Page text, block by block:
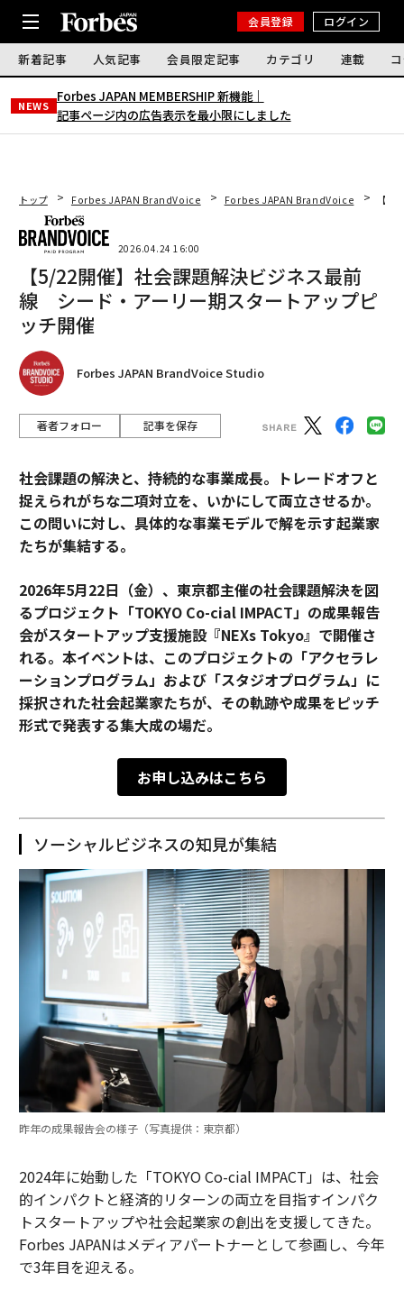
会員登録 ログイン
新着記事 人気記事 会員限定記事 カテゴリ 連載
NEWS
Forbes JAPAN MEMBERSHIP 新機能｜
記事ページ内の広告表示を最小限にしました
トップ Forbes JAPAN BrandVoice Forbes JAPAN BrandVoice 【5/
2026.04.24 16:00
【5/22開催】社会課題解決ビジネス最前
線 シード・アーリー期スタートアップピ
ッチ開催
Forbes JAPAN BrandVoice Studio
著者フォロー 記事を保存
社会課題の解決と、持続的な事業成長。トレードオフと
捉えられがちな二項対立を、いかにして両立させるか。
この問いに対し、具体的な事業モデルで解を示す起業家
たちが集結する。
2026年5月22日（金）、東京都主催の社会課題解決を図
るプロジェクト「TOKYO Co-cial IMPACT」の成果報告
会がスタートアップ支援施設『NEXs Tokyo』で開催さ
れる。本イベントは、このプロジェクトの「アクセラレ
ーションプログラム」および「スタジオプログラム」に
採択された社会起業家たちが、その軌跡や成果をピッチ
形式で発表する集大成の場だ。
お申し込みはこちら
ソーシャルビジネスの知見が集結
昨年の成果報告会の様子（写真提供：東京都）
2024年に始動した「TOKYO Co-cial IMPACT」は、社会
的インパクトと経済的リターンの両立を目指すインパク
トスタートアップや社会起業家の創出を支援してきた。
Forbes JAPANはメディアパートナーとして参画し、今年
で3年目を迎える。